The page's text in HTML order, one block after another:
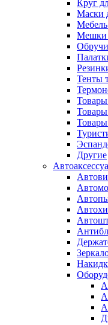
Круг
Маски
Мешки
Обручи
Тенты
Товары
Другие